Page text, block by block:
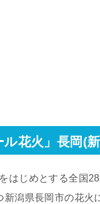
花火」長岡(
はじめとする全国
潟県長岡市の花火